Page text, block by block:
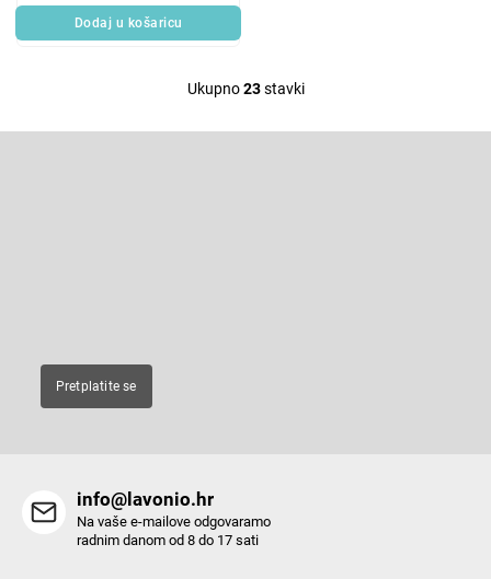
Dodaj u košaricu
L
i
Ukupno23stavki
Pretplatite se
info@lavonio.hr
Na vaše e-mailove odgovaramo
radnim danom od 8 do 17 sati